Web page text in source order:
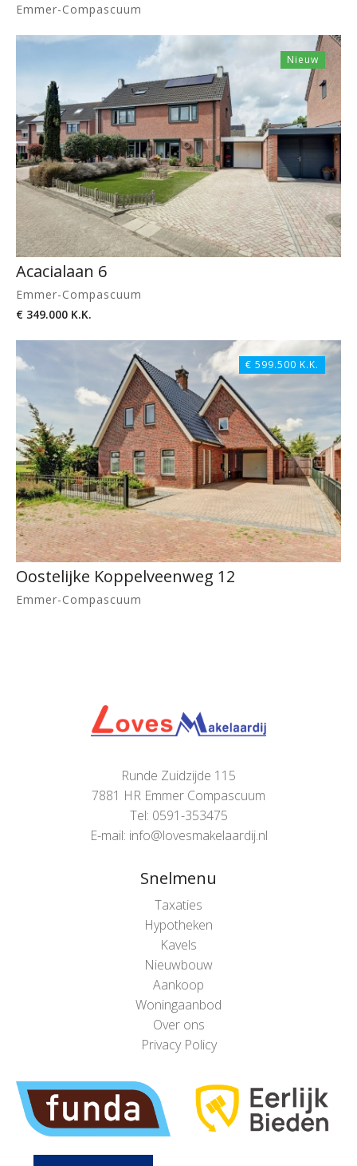
Emmer-Compascuum
Nieuw
Acacialaan 6
Emmer-Compascuum
€ 349.000 K.K.
Oostelijke Koppelveenweg 12
Emmer-Compascuum
€ 599.500 K.K.
Runde Zuidzijde 115
7881 HR Emmer Compascuum
Tel: 0591-353475
E-mail: info@lovesmakelaardij.nl
Snelmenu
Taxaties
Hypotheken
Kavels
Nieuwbouw
Aankoop
Woningaanbod
Over ons
Privacy Policy